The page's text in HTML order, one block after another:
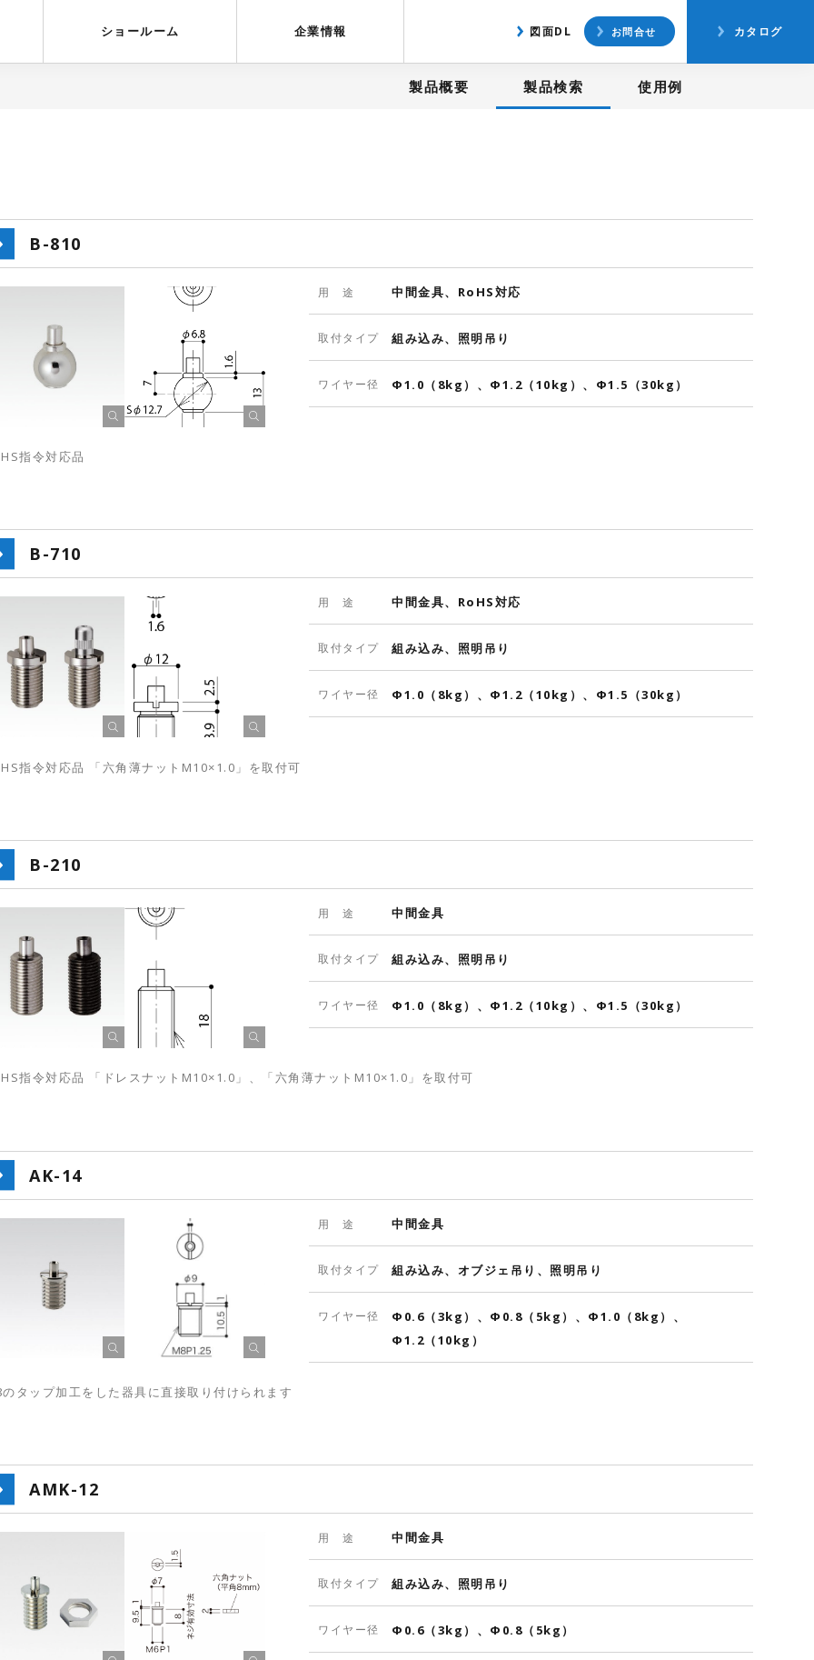
ショールーム
企業情報 図面DL お問合せ カタログ
製品概要 製品検索 使用例
B-810
用 途 中間金具、RoHS対応
取付タイプ 組み込み、照明吊り
ワイヤー径 Φ1.0（8kg）、Φ1.2（10kg）、Φ1.5（30kg）
指令対応品
B-710
用 途 中間金具、RoHS対応
取付タイプ 組み込み、照明吊り
ワイヤー径 Φ1.0（8kg）、Φ1.2（10kg）、Φ1.5（30kg）
指令対応品 「六角薄ナットM10×1.0」を取付可
B-210
用 途 中間金具
取付タイプ 組み込み、照明吊り
ワイヤー径 Φ1.0（8kg）、Φ1.2（10kg）、Φ1.5（30kg）
指令対応品 「ドレスナットM10×1.0」、「六角薄ナットM10×1.0」を取付可
AK-14
用 途 中間金具
取付タイプ 組み込み、オブジェ吊り、照明吊り
ワイヤー径
Φ0.6（3kg）、Φ0.8（5kg）、Φ1.0（8kg）、
Φ1.2（10kg）
タップ加工をした器具に直接取り付けられます
AMK-12
用 途 中間金具
取付タイプ 組み込み、照明吊り
ワイヤー径 Φ0.6（3kg）、Φ0.8（5kg）